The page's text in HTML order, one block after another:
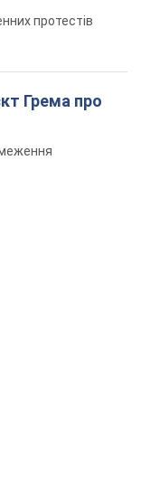
протестів
Грема про